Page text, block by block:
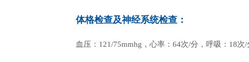
体格检查及神经系统检查：
血压：121/75mmhg，心率：64次/分，呼吸：18